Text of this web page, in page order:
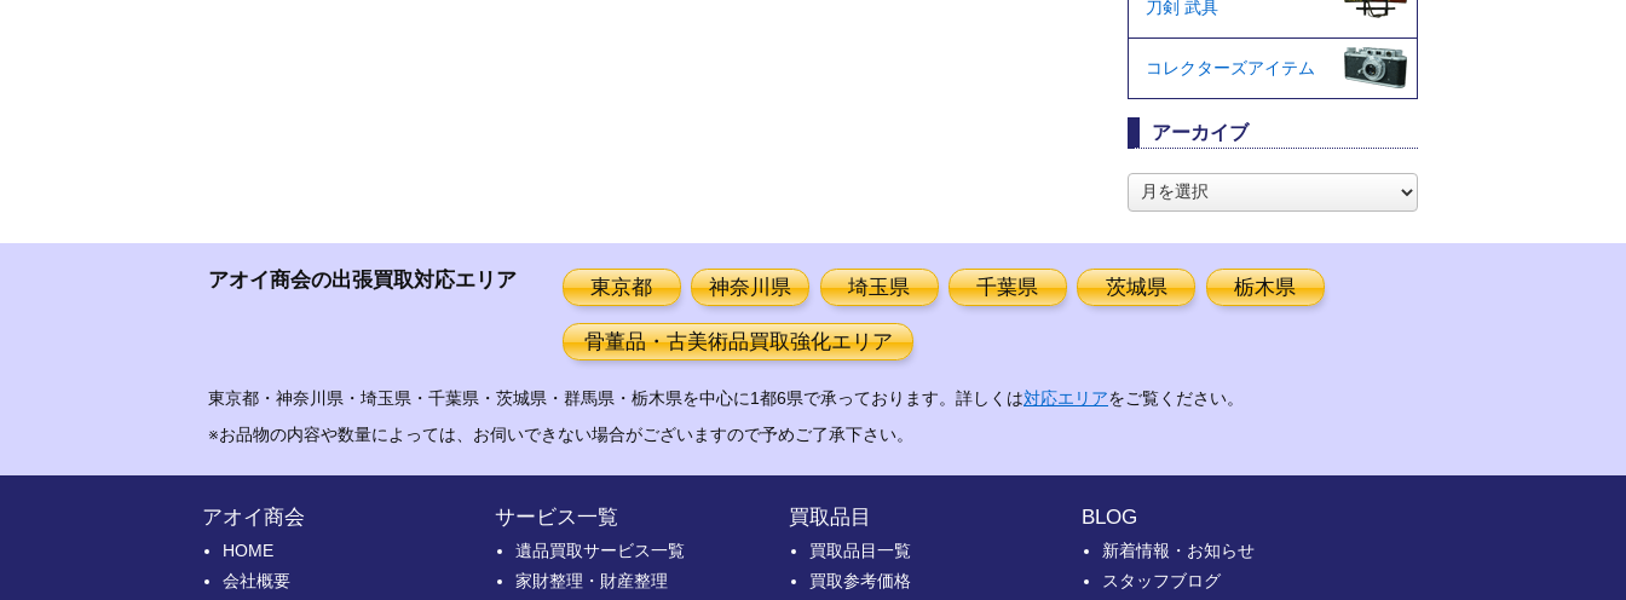
刀剣 武具
コレクターズアイテム
アーカイブ
ー
ブ
アオイ商会の出張買取対応エリア 東京都 神奈川県 埼玉県 千葉県 茨城県 栃木県
骨董品・古美術品買取強化エリア
東京都・神奈川県・埼玉県・千葉県・茨城県・群馬県・栃木県を中心に1都6県で承っております。詳しくは対応エリアをご覧ください。
※お品物の内容や数量によっては、お伺いできない場合がございますので予めご了承下さい。
アオイ商会
HOME
会社概要
サービス一覧
遺品買取サービス一覧
家財整理・財産整理
買取品目
買取品目一覧
買取参考価格
BLOG
新着情報・お知らせ
スタッフブログ